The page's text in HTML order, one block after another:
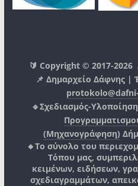
🔰 Copyright © 2017-2026
📌 Δημαρχείο Δάφνης |
🔹Σχεδιασμός-
(Μηχανογράφηση)
🔸Το σύνολο του
Τόπου μας,
κειμένων, ειδήσεων,
σχεδιαγραμμάτων,